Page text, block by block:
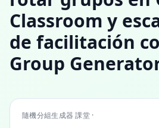
Classroom y
de facilitación
Group
隨機分組生成器 課堂 ·